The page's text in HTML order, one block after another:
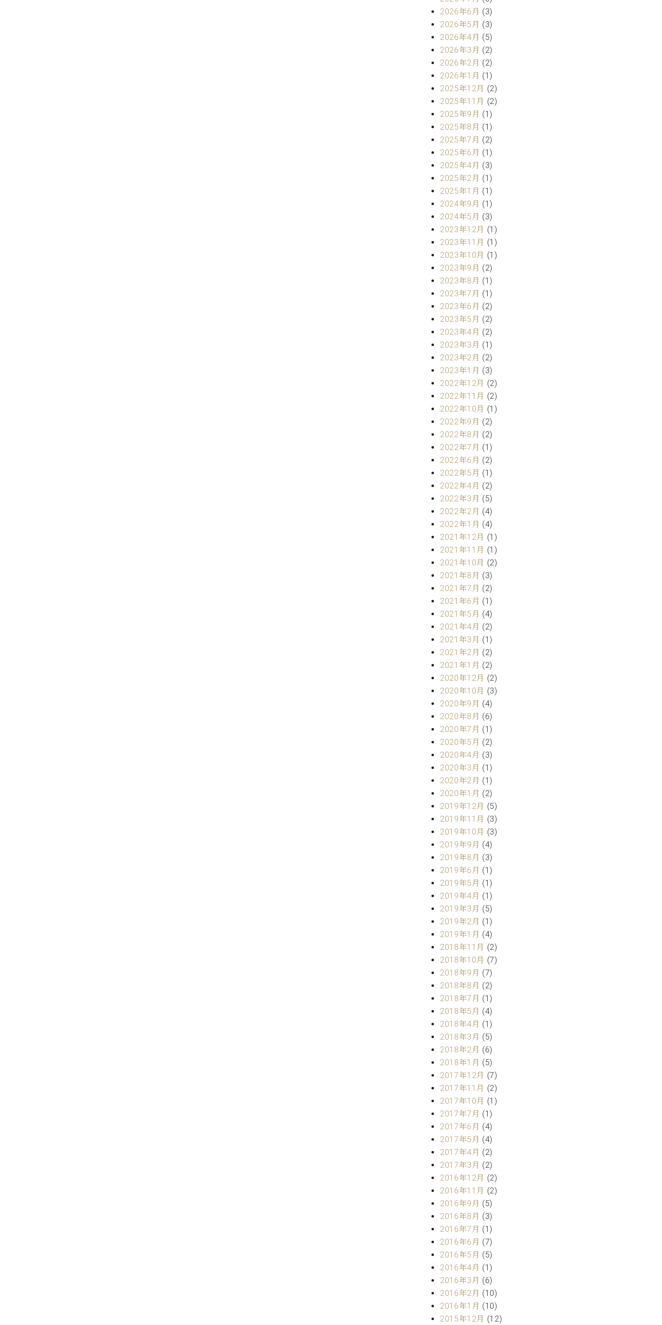
2026年6月 (3)
2026年5月 (3)
2026年4月 (5)
2026年3月 (2)
2026年2月 (2)
2026年1月 (1)
2025年12月 (2)
2025年11月 (2)
2025年9月 (1)
2025年8月 (1)
2025年7月 (2)
2025年6月 (1)
2025年4月 (3)
2025年2月 (1)
2025年1月 (1)
2024年9月 (1)
2024年5月 (3)
2023年12月 (1)
2023年11月 (1)
2023年10月 (1)
2023年9月 (2)
2023年8月 (1)
2023年7月 (1)
2023年6月 (2)
2023年5月 (2)
2023年4月 (2)
2023年3月 (1)
2023年2月 (2)
2023年1月 (3)
2022年12月 (2)
2022年11月 (2)
2022年10月 (1)
2022年9月 (2)
2022年8月 (2)
2022年7月 (1)
2022年6月 (2)
2022年5月 (1)
2022年4月 (2)
2022年3月 (5)
2022年2月 (4)
2022年1月 (4)
2021年12月 (1)
2021年11月 (1)
2021年10月 (2)
2021年8月 (3)
2021年7月 (2)
2021年6月 (1)
2021年5月 (4)
2021年4月 (2)
2021年3月 (1)
2021年2月 (2)
2021年1月 (2)
2020年12月 (2)
2020年10月 (3)
2020年9月 (4)
2020年8月 (6)
2020年7月 (1)
2020年5月 (2)
2020年4月 (3)
2020年3月 (1)
2020年2月 (1)
2020年1月 (2)
2019年12月 (5)
2019年11月 (3)
2019年10月 (3)
2019年9月 (4)
2019年8月 (3)
2019年6月 (1)
2019年5月 (1)
2019年4月 (1)
2019年3月 (5)
2019年2月 (1)
2019年1月 (4)
2018年11月 (2)
2018年10月 (7)
2018年9月 (7)
2018年8月 (2)
2018年7月 (1)
2018年5月 (4)
2018年4月 (1)
2018年3月 (5)
2018年2月 (6)
2018年1月 (5)
2017年12月 (7)
2017年11月 (2)
2017年10月 (1)
2017年7月 (1)
2017年6月 (4)
2017年5月 (4)
2017年4月 (2)
2017年3月 (2)
2016年12月 (2)
2016年11月 (2)
2016年9月 (5)
2016年8月 (3)
2016年7月 (1)
2016年6月 (7)
2016年5月 (5)
2016年4月 (1)
2016年3月 (6)
2016年2月 (10)
2016年1月 (10)
2015年12月 (12)